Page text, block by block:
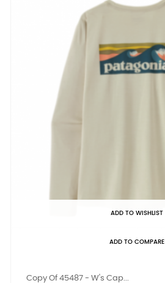
ADD TO WISHLIST
ADD TO COMPARE
Copy Of 45487 - W's Cap...